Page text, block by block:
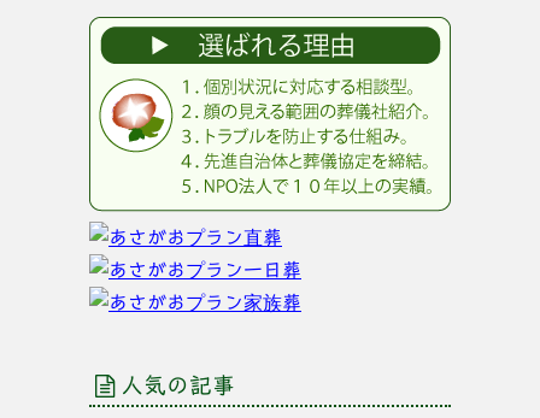
人気の記事